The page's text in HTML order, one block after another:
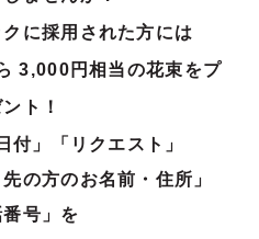
に採用された方には
3,000円相当の花束をプ
ト！
付」「リクエスト」
の方のお名前・住所」
番号」を